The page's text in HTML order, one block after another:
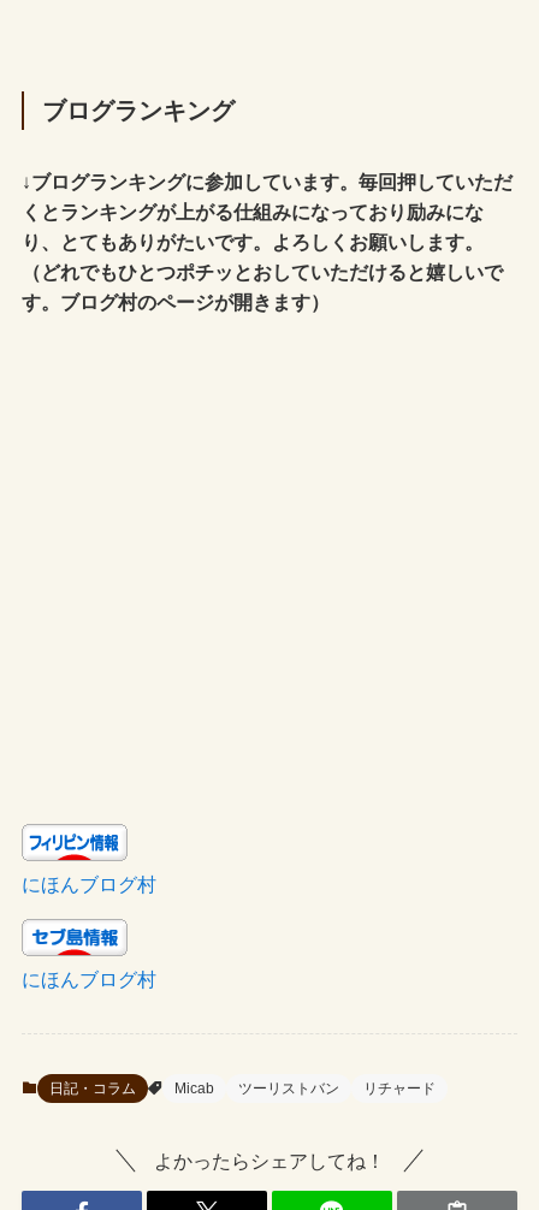
ブログランキング
↓ブログランキングに参加しています。毎回押していただ
くとランキングが上がる仕組みになっており励みにな
り、とてもありがたいです。よろしくお願いします。
（どれでもひとつポチッとおしていただけると嬉しいで
す。ブログ村のページが開きます）
にほんブログ村
にほんブログ村
日記・コラム Micab ツーリストバン リチャード
よかったらシェアしてね！